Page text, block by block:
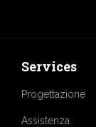
Services
Progettazione
Assistenza